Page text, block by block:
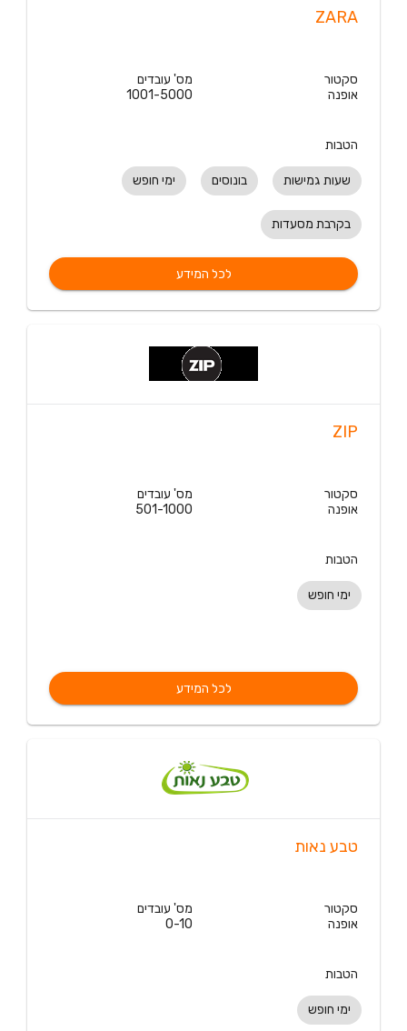
ZARA
סקטור
אופנה
מס' עובדים
1001-5000
הטבות
שעות גמישות בונוסים ימי חופש
בקרבת מסעדות
לכל המידע
ZIP
סקטור
אופנה
מס' עובדים
501-1000
הטבות
ימי חופש
לכל המידע
טבע נאות
סקטור
אופנה
מס' עובדים
0-10
הטבות
ימי חופש